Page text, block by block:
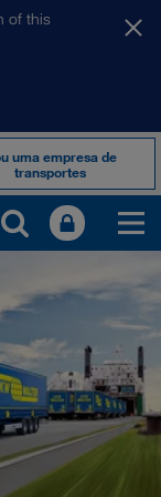
of this
uma empresa de
transportes